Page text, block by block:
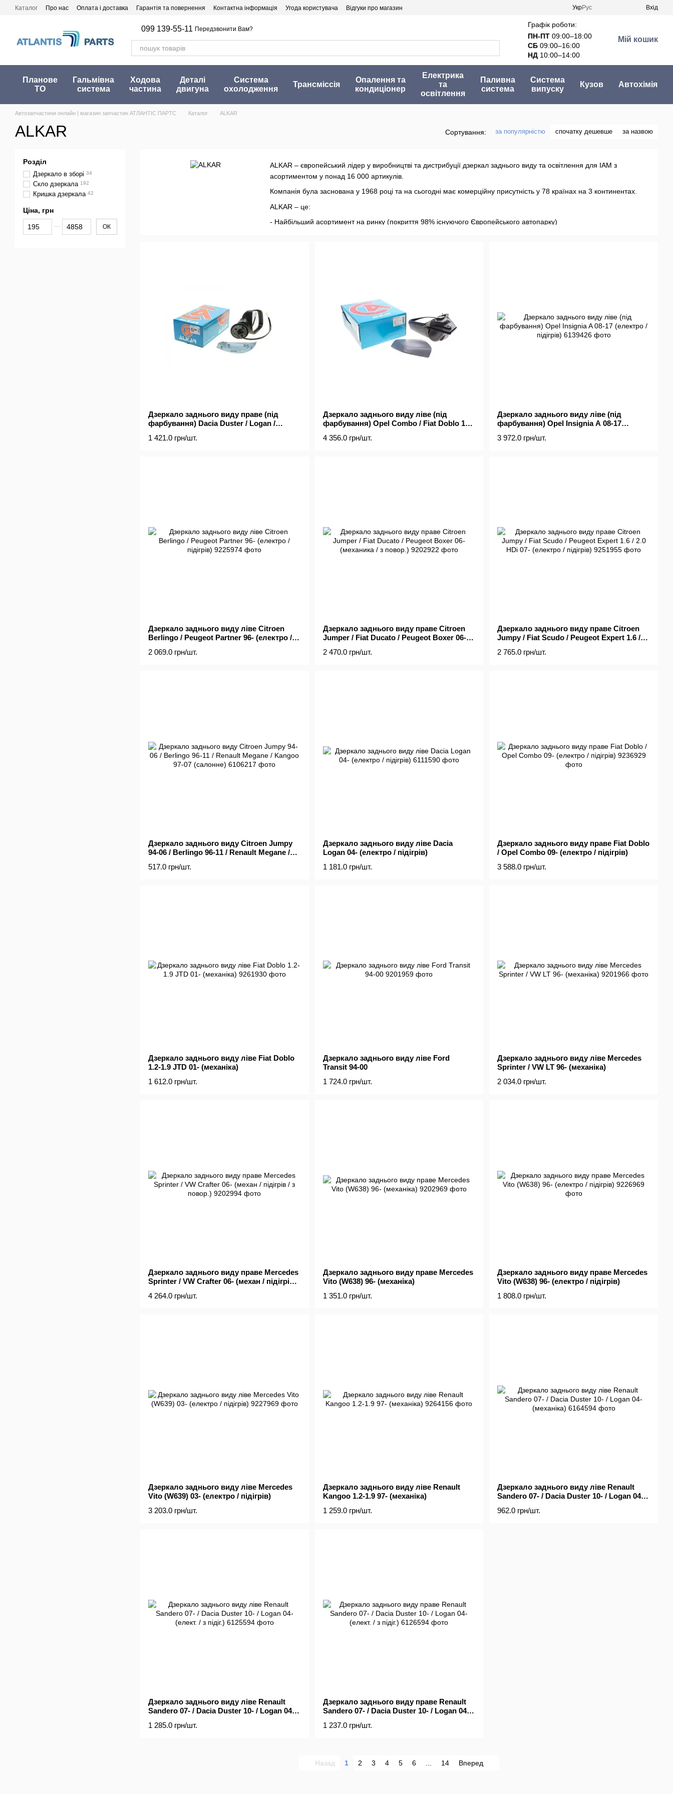
Перейти до основного контенту
Каталог Про нас Оплата і доставка Гарантія та повернення Контактна інформація Угода користувача Відгуки про магазин УкрРус Вхід
099 139-55-11 Передзвонити Вам?
Графік роботи:
ПН-ПТ 09:00–18:00
СБ 09:00–16:00
НД 10:00–14:00
Мій кошик
Планове
ТО
Гальмівна
система
Ходова
частина
Деталі
двигуна
Система
охолодження
Трансміссія
Опалення та
кондиціонер
Електрика
та
освітлення
Паливна
система
Система
випуску
Кузов Автохімія
Автозапчастини онлайн | магазин запчастин АТЛАНТІС ПАРТС Каталог ALKAR
ALKAR Сортування: за популярністю спочатку дешевше за назвою
ALKAR – європейський лідер у виробництві та дистрибуції дзеркал заднього виду та освітлення для IAM з
асортиментом у понад 16 000 артикулів.
Компанія була заснована у 1968 році та на сьогодні має комерційну присутність у 78 країнах на 3 континентах.
ALKAR – це:
- Найбільший асортимент на ринку (покриття 98% існуючого Європейського автопарку)
Дзеркало заднього виду праве (під
фарбування) Dacia Duster / Logan /
1 421.0 грн/шт.
Дзеркало заднього виду ліве (під
фарбування) Opel Combo / Fiat Doblo 10-
4 356.0 грн/шт.
Дзеркало заднього виду ліве (під
фарбування) Opel Insignia A 08-17
3 972.0 грн/шт.
Дзеркало заднього виду ліве Citroen
Berlingo / Peugeot Partner 96- (електро /
2 069.0 грн/шт.
Дзеркало заднього виду праве Citroen
Jumper / Fiat Ducato / Peugeot Boxer 06-
2 470.0 грн/шт.
Дзеркало заднього виду праве Citroen
Jumpy / Fiat Scudo / Peugeot Expert 1.6 /
2 765.0 грн/шт.
Дзеркало заднього виду Citroen Jumpy
94-06 / Berlingo 96-11 / Renault Megane /
517.0 грн/шт.
Дзеркало заднього виду ліве Dacia
Logan 04- (електро / підігрів)
1 181.0 грн/шт.
Дзеркало заднього виду праве Fiat Doblo
/ Opel Combo 09- (електро / підігрів)
3 588.0 грн/шт.
Дзеркало заднього виду ліве Fiat Doblo
1.2-1.9 JTD 01- (механіка)
1 612.0 грн/шт.
Дзеркало заднього виду ліве Ford
Transit 94-00
1 724.0 грн/шт.
Дзеркало заднього виду ліве Mercedes
Sprinter / VW LT 96- (механіка)
2 034.0 грн/шт.
Дзеркало заднього виду праве Mercedes
Sprinter / VW Crafter 06- (механ / підігрів /
4 264.0 грн/шт.
Дзеркало заднього виду праве Mercedes
Vito (W638) 96- (механіка)
1 351.0 грн/шт.
Дзеркало заднього виду праве Mercedes
Vito (W638) 96- (електро / підігрів)
1 808.0 грн/шт.
Дзеркало заднього виду ліве Mercedes
Vito (W639) 03- (електро / підігрів)
3 203.0 грн/шт.
Дзеркало заднього виду ліве Renault
Kangoo 1.2-1.9 97- (механіка)
1 259.0 грн/шт.
Дзеркало заднього виду ліве Renault
Sandero 07- / Dacia Duster 10- / Logan 04-
962.0 грн/шт.
Дзеркало заднього виду ліве Renault
Sandero 07- / Dacia Duster 10- / Logan 04-
1 285.0 грн/шт.
Дзеркало заднього виду праве Renault
Sandero 07- / Dacia Duster 10- / Logan 04-
1 237.0 грн/шт.
Назад 1 2 3 4 5 6 14 Вперед
Розділ
Дзеркало в зборі 34
Скло дзеркала 192
Кришка дзеркала 42
Ціна, грн
Від Ціна, грн
До Ціна, грн ОК